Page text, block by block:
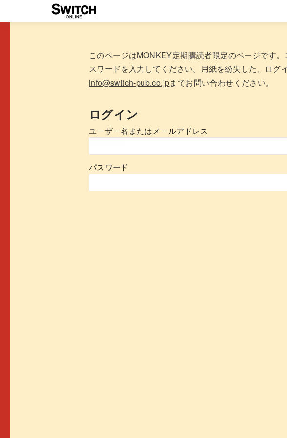
このページはMONKEY定期購読者限定のページです
スワードを入力してください。用紙を紛失した、ロ
info@switch-pub.co.jpまでお問い合わせください。
ログイン
ユーザー名またはメールアドレス
パスワード